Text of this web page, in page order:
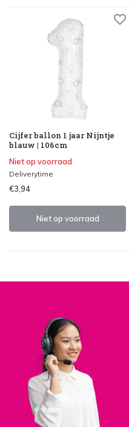
Cijfer ballon 1 jaar Nijntje
blauw | 106cm
Niet op voorraad
Deliverytime
€3,94
Niet op voorraad